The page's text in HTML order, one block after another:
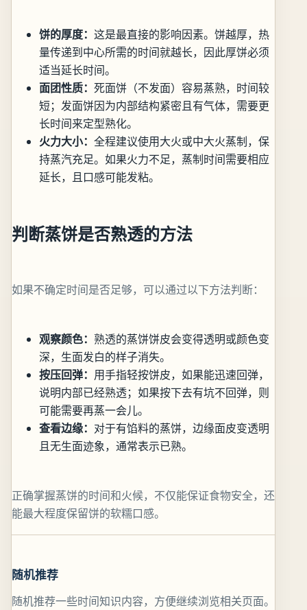
饼的厚度： 这是最直接的影响因素。饼越厚，热
量传递到中心所需的时间就越长，因此厚饼必须
适当延长时间。
面团性质： 死面饼（不发面）容易蒸熟，时间较
短；发面饼因为内部结构紧密且有气体，需要更
长时间来定型熟化。
火力大小： 全程建议使用大火或中大火蒸制，保
持蒸汽充足。如果火力不足，蒸制时间需要相应
延长，且口感可能发粘。
判断蒸饼是否熟透的方法
如果不确定时间是否足够，可以通过以下方法判断：
观察颜色： 熟透的蒸饼饼皮会变得透明或颜色变
深，生面发白的样子消失。
按压回弹： 用手指轻按饼皮，如果能迅速回弹，
说明内部已经熟透；如果按下去有坑不回弹，则
可能需要再蒸一会儿。
查看边缘： 对于有馅料的蒸饼，边缘面皮变透明
且无生面迹象，通常表示已熟。
正确掌握蒸饼的时间和火候，不仅能保证食物安全，还
能最大程度保留饼的软糯口感。
随机推荐
随机推荐一些时间知识内容，方便继续浏览相关页面。